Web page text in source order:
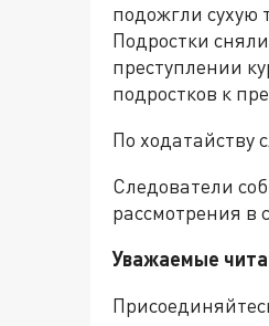
подожгли сухую
Подростки
преступлении
подростков к
По ходатайству
Следователи
рассмотрения в
Уважаемые